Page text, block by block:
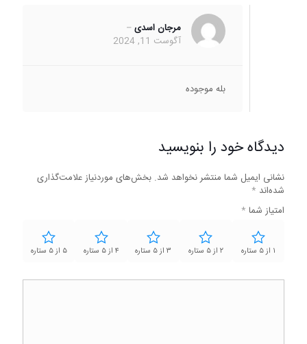
مرجان اسدی –
آگوست 11, 2024
بله موجوده
دیدگاه خود را بنویسید
نشانی ایمیل شما منتشر نخواهد شد. بخش‌های موردنیاز علامت‌گذاری
شده‌اند *
امتیاز شما *
۱ از ۵ ستاره ۲ از ۵ ستاره ۳ از ۵ ستاره ۴ از ۵ ستاره ۵ از ۵ ستاره